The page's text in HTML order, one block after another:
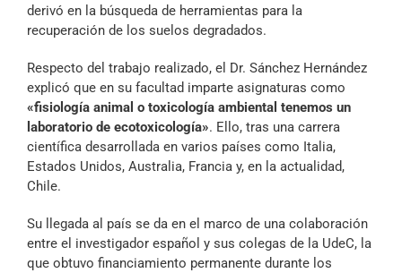
derivó en la búsqueda de herramientas para la
recuperación de los suelos degradados.
Respecto del trabajo realizado, el Dr. Sánchez Hernández
explicó que en su facultad imparte asignaturas como
«fisiología animal o toxicología ambiental tenemos un
laboratorio de ecotoxicología». Ello, tras una carrera
científica desarrollada en varios países como Italia,
Estados Unidos, Australia, Francia y, en la actualidad,
Chile.
Su llegada al país se da en el marco de una colaboración
entre el investigador español y sus colegas de la UdeC, la
que obtuvo financiamiento permanente durante los